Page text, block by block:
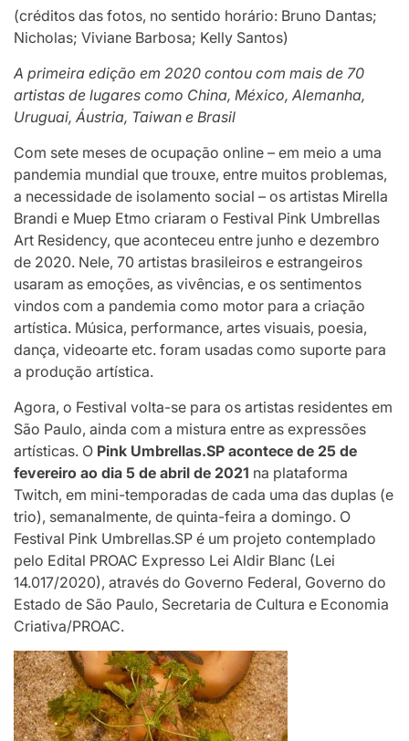
(créditos das fotos, no sentido horário: Bruno Dantas;
Nicholas; Viviane Barbosa; Kelly Santos)
A primeira edição em 2020 contou com mais de 70
artistas de lugares como China, México, Alemanha,
Uruguai, Áustria, Taiwan e Brasil
Com sete meses de ocupação online – em meio a uma
pandemia mundial que trouxe, entre muitos problemas,
a necessidade de isolamento social – os artistas Mirella
Brandi e Muep Etmo criaram o Festival Pink Umbrellas
Art Residency, que aconteceu entre junho e dezembro
de 2020. Nele, 70 artistas brasileiros e estrangeiros
usaram as emoções, as vivências, e os sentimentos
vindos com a pandemia como motor para a criação
artística. Música, performance, artes visuais, poesia,
dança, videoarte etc. foram usadas como suporte para
a produção artística.
Agora, o Festival volta-se para os artistas residentes em
São Paulo, ainda com a mistura entre as expressões
artísticas. O Pink Umbrellas.SP acontece de 25 de
fevereiro ao dia 5 de abril de 2021 na plataforma
Twitch, em mini-temporadas de cada uma das duplas (e
trio), semanalmente, de quinta-feira a domingo. O
Festival Pink Umbrellas.SP é um projeto contemplado
pelo Edital PROAC Expresso Lei Aldir Blanc (Lei
14.017/2020), através do Governo Federal, Governo do
Estado de São Paulo, Secretaria de Cultura e Economia
Criativa/PROAC.